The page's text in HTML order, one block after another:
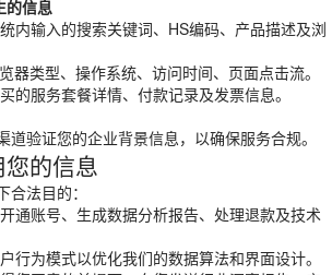
的信息
内输入的搜索关键词、HS编码、产品描述及浏
器类型、操作系统、访问时间、页面点击流。
的服务套餐详情、付款记录及发票信息。
道验证您的企业背景信息，以确保服务合规。
的信息
法目的：
通账号、生成数据分析报告、处理退款及技术
行为模式以优化我们的数据算法和界面设计。